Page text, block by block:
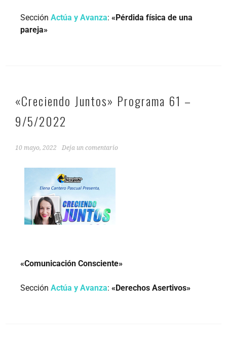
SecciónActúa y Avanza:«Pérdida física de una
pareja»
«Creciendo Juntos» Programa 61 –
9/5/2022
10 mayo, 2022 Deja un comentario
«Comunicación Consciente»
SecciónActúa y Avanza:«Derechos Asertivos»